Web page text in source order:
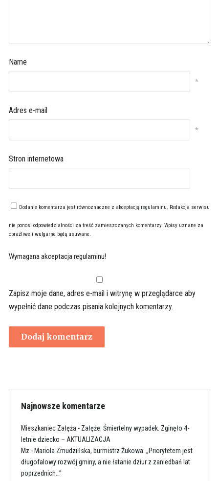
Name
*
Adres e-mail
*
Stron internetowa
Dodanie komentarza jest równoznaczne z akceptacją regulaminu. Redakcja serwisu
nie ponosi odpowiedzialności za treść zamieszczanych komentarzy. Wpisy uznane za
obraźliwe i wulgarne będą usuwane.
Wymagana akceptacja regulaminu!
Zapisz moje dane, adres e-mail i witrynę w przeglądarce aby
wypełnić dane podczas pisania kolejnych komentarzy.
Najnowsze komentarze
Mieszkaniec Załęża - Załęże. Śmiertelny wypadek. Zginęło 4-
letnie dziecko – AKTUALIZACJA
Mz - Mariola Zmudzińska, burmistrz Żukowa: „Priorytetem jest
długofalowy rozwój gminy, a nie łatanie dziur z zaniedbań lat
poprzednich…”